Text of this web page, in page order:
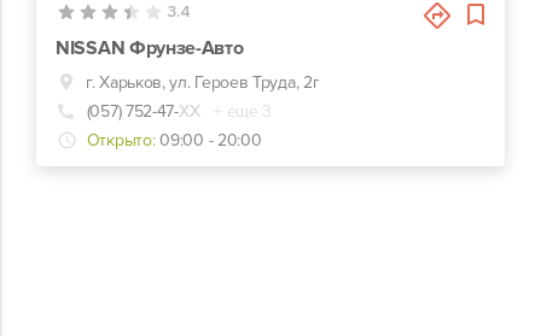
3.4
NISSAN Фрунзе-Авто
г. Харьков, ул. Героев Труда, 2г
(057) 752-47-ХХ
+ еще 3
Открыто: 09:00 - 20:00